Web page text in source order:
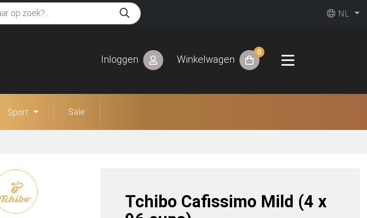
NL
Inloggen Winkelwagen
0
Sport Sale
Tchibo Cafissimo Mild (4 x